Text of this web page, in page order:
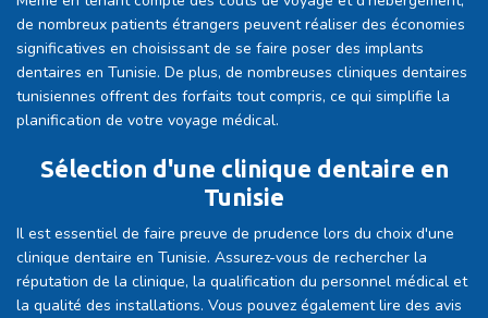
de nombreux patients étrangers peuvent réaliser des économies
significatives en choisissant de se faire poser des implants
dentaires en Tunisie. De plus, de nombreuses cliniques dentaires
tunisiennes offrent des forfaits tout compris, ce qui simplifie la
planification de votre voyage médical.
Sélection d'une clinique dentaire en
Tunisie
Il est essentiel de faire preuve de prudence lors du choix d'une
clinique dentaire en Tunisie. Assurez-vous de rechercher la
réputation de la clinique, la qualification du personnel médical et
la qualité des installations. Vous pouvez également lire des avis